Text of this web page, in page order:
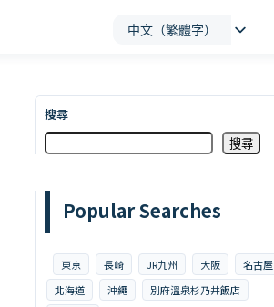
中文（繁體字）
搜尋
搜尋
Popular Searches
東京 長崎 JR九州 大阪
名古屋
北海道
沖繩
別府溫泉杉乃井飯店